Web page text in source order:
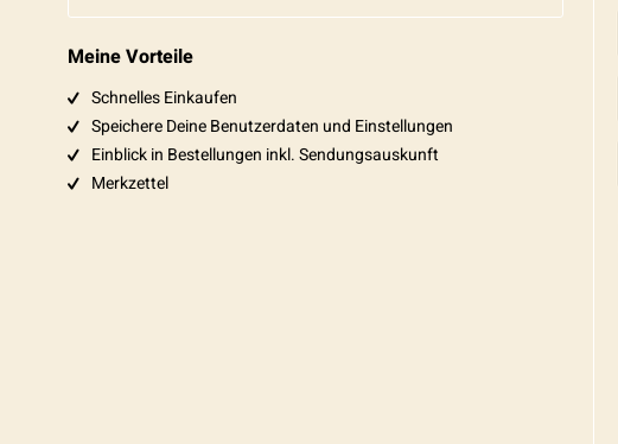
Meine Vorteile
Schnelles Einkaufen
Speichere Deine Benutzerdaten und Einstellungen
Einblick in Bestellungen inkl. Sendungsauskunft
Merkzettel